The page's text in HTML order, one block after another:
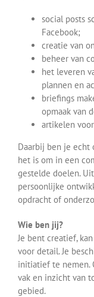
social posts
Facebook;
creatie van
beheer van
het leveren
plannen en
briefings
opmaak van
artikelen
Daarbij ben je echt
het is om in een
gestelde doelen.
persoonlijke
opdracht of
Wie ben jij?
Je bent creatief,
voor detail. Je
initiatief te nemen.
vak en inzicht van
gebied.